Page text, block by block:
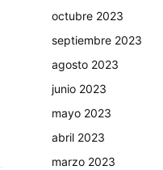
octubre 2023
septiembre 2023
agosto 2023
junio 2023
mayo 2023
abril 2023
marzo 2023